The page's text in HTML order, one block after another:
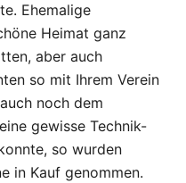
Ehemalige
Heimat ganz
aber auch
so mit Ihrem Verein
noch dem
gewisse Technik-
so wurden
in Kauf genommen.